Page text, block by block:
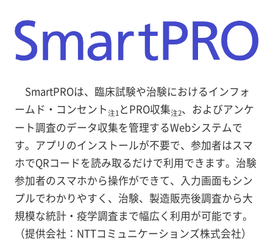
SmartPROは、臨床試験や治験におけるインフォ
ームド・コンセント注1とPRO収集注2、およびアンケ
ート調査のデータ収集を管理するWebシステムで
す。アプリのインストールが不要で、参加者はスマ
ホでQRコードを読み取るだけで利用できます。治験
参加者のスマホから操作ができて、入力画面もシン
プルでわかりやすく、治験、製造販売後調査から大
規模な統計・疫学調査まで幅広く利用が可能です。
（提供会社：NTTコミュニケーションズ株式会社）